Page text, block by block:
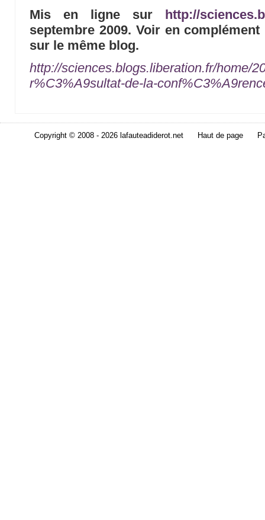
Mis en ligne sur http://
septembre 2009. Voir en
sur le même blog.
http://sciences.blogs.liberation.fr/home/
r%C3%A9sultat-de-la-
Copyright © 2008 - 2026 lafauteadiderot.net Haut de page